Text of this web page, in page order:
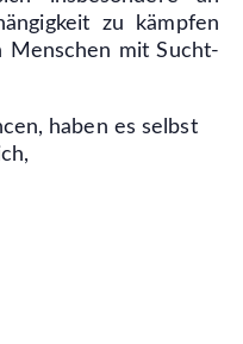
zu kämpfen
Menschen mit Sucht­
haben es selbst